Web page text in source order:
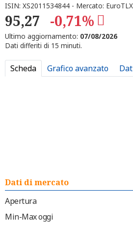
ISIN: XS2011534844 - Mercato:
95,27 -0,71%
Ultimo aggiornamento: 07/08/2026
Dati differiti di 15 minuti.
Scheda Grafico avanzato
Dati di mercato
Apertura
Min-Max oggi